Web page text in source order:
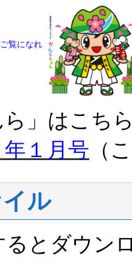
覧になれ
ら」はこち
１ 月号 （
ル
るとダウン